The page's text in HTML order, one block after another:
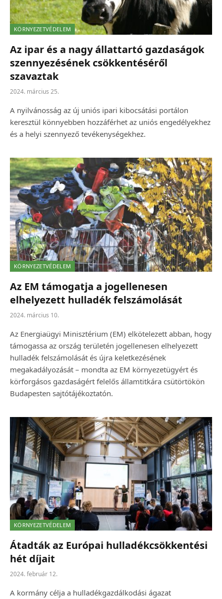
KÖRNYEZETVÉDELEM
Az ipar és a nagy állattartó gazdaságok
szennyezésének csökkentéséről
szavaztak
2024. március 25.
A nyilvánosság az új uniós ipari kibocsátási portálon
keresztül könnyebben hozzáférhet az uniós engedélyekhez
és a helyi szennyező tevékenységekhez.
KÖRNYEZETVÉDELEM
Az EM támogatja a jogellenesen
elhelyezett hulladék felszámolását
2024. március 10.
Az Energiaügyi Minisztérium (EM) elkötelezett abban, hogy
támogassa az ország területén jogellenesen elhelyezett
hulladék felszámolását és újra keletkezésének
megakadályozását – mondta az EM környezetügyért és
körforgásos gazdaságért felelős államtitkára csütörtökön
Budapesten sajtótájékoztatón.
KÖRNYEZETVÉDELEM
Átadták az Európai hulladékcsökkentési
hét díjait
2024. február 12.
A kormány célja a hulladékgazdálkodási ágazat